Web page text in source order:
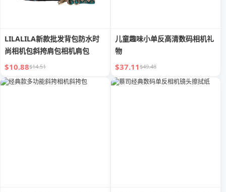
LILALILA新款批发背包防水时
尚相机包斜挎肩包相机肩包
$10.88$14.51
儿童趣味小单反高清数码相机礼
物
$37.11$49.48